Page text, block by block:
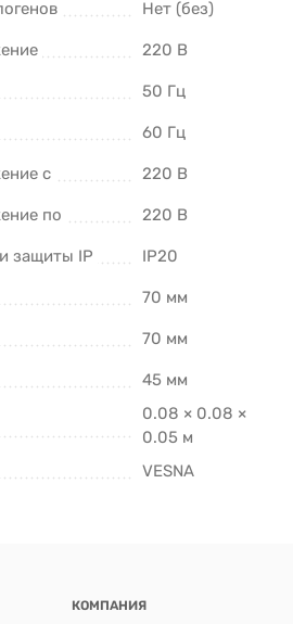
Нет (без)
220 В
50 Гц
60 Гц
с 220 В
по 220 В
защиты IP IP20
70 мм
70 мм
45 мм
0.08 × 0.08 ×
0.05 м
VESNA
КОМПАНИЯ